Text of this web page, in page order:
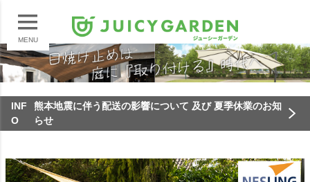
MENU
INF
O
熊本地震に伴う配送の影響について 及び 夏季休業のお知
らせ